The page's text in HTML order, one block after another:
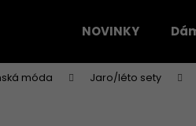
NOVINKY
móda Jaro/léto sety